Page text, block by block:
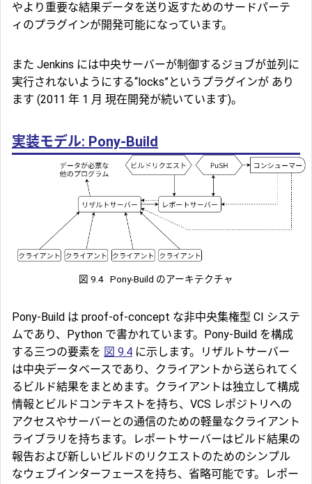
やより重要な結果データを送り返すためのサードパーテ
ィのプラグインが開発可能になっています。
また Jenkins には中央サーバーが制御するジョブが並列に
実行されないようにする“locks”というプラグインが あり
ます (2011 年 1 月 現在開発が続いています)。
実装モデル: Pony-Build
図 9.4 Pony-Build のアーキテクチャ
Pony-Build は proof-of-concept な非中央集権型 CI システ
ムであり、Python で書かれています。Pony-Build を構成
する三つの要素を 図 9.4 に示します。リザルトサーバー
は中央データベースであり、クライアントから送られてく
るビルド結果をまとめます。クライアントは独立して構成
情報とビルドコンテキストを持ち、VCS レポジトリへの
アクセスやサーバーとの通信のための軽量なクライアント
ライブラリを持ちます。レポートサーバーはビルド結果の
報告および新しいビルドのリクエストのためのシンプル
なウェブインターフェースを持ち、省略可能です。レポー